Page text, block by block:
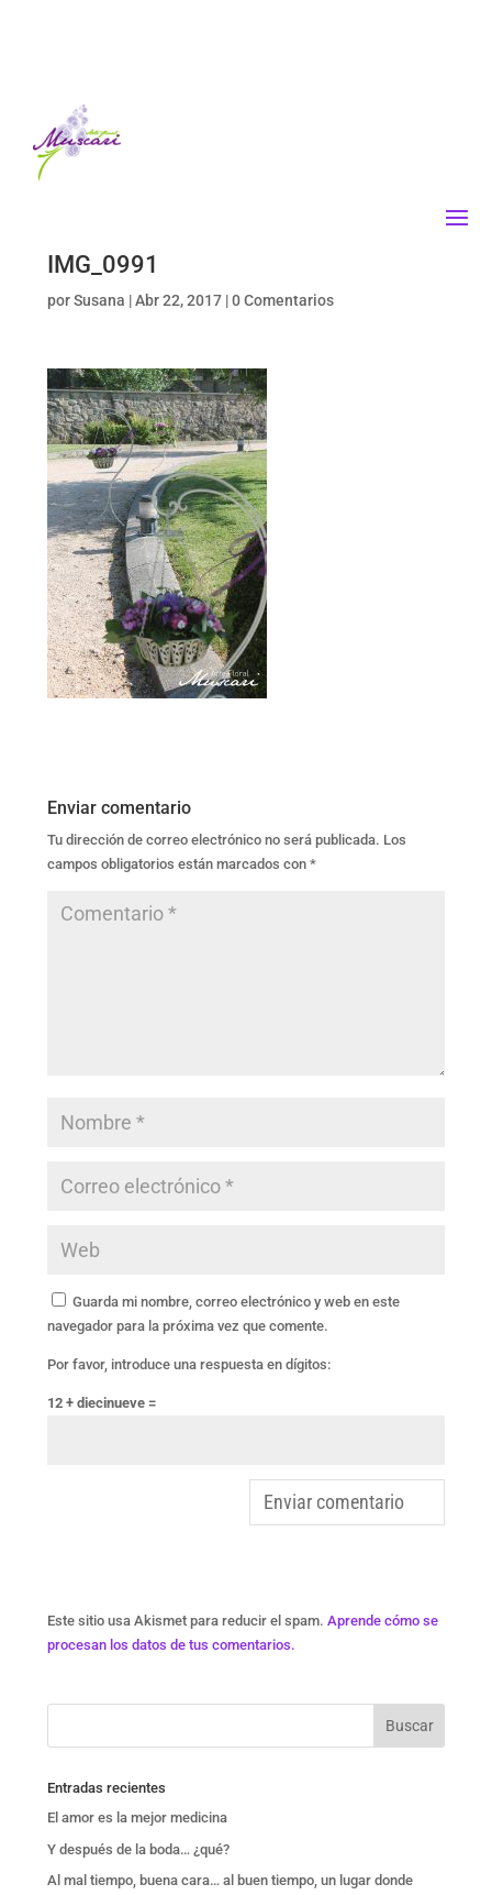
IMG_0991
porSusana |Abr 22, 2017|0 Comentarios
Enviar comentario
Tu dirección de correo electrónico no será publicada. Los
campos obligatorios están marcados con *
Guarda mi nombre, correo electrónico y web en este
navegador para la próxima vez que comente.
Por favor, introduce una respuesta en dígitos:
12 + diecinueve =
Este sitio usa Akismet para reducir el spam. Aprende cómo se
procesan los datos de tus comentarios.
Entradas recientes
El amor es la mejor medicina
Y después de la boda… ¿qué?
Al mal tiempo, buena cara… al buen tiempo, un lugar donde